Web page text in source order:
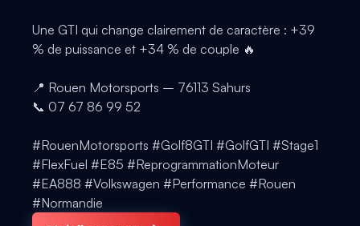
Une GTI qui change clairement de caractère : +39
% de puissance et +34 % de couple 🔥
📍 Rouen Motorsports – 76113 Sahurs
📞 07 67 86 99 52
#RouenMotorsports #Golf8GTI #GolfGTI #Stage1
#FlexFuel #E85 #ReprogrammationMoteur
#EA888 #Volkswagen #Performance #Rouen
#Normandie